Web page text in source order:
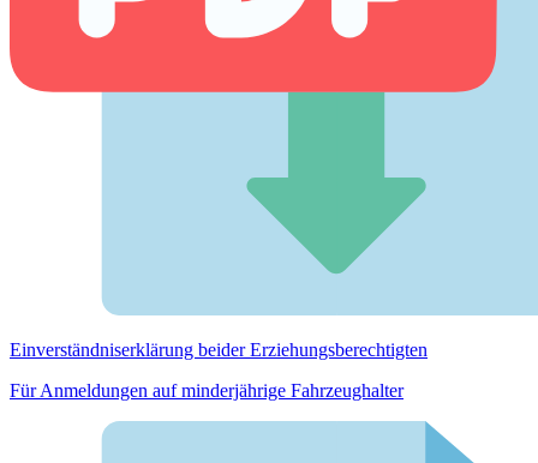
Einverständnis­erklärung beider Erziehungs­berechtigten
Für Anmeldungen auf minderjährige Fahrzeughalter